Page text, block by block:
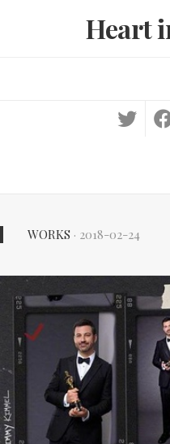
Heart
WORKS · 2018-02-24